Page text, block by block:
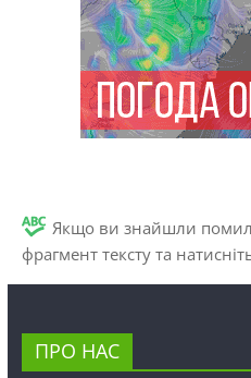
Якщо ви знайшли
фрагмент тексту та
ПРО НАС